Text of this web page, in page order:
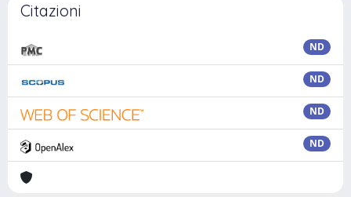
Citazioni
ND
ND
ND
ND